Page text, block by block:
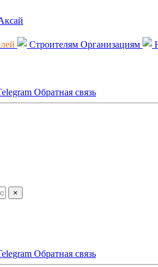
Строителям Организациям
Обратная связь
×
Обратная связь